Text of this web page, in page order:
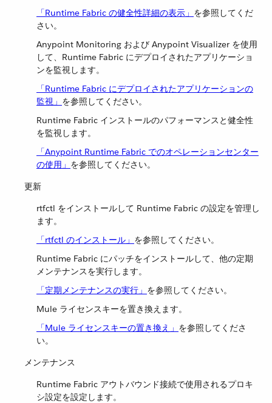
「Runtime Fabric の健全性詳細の表示」 ​を参照してくだ
さい。
Anypoint Monitoring および Anypoint Visualizer を使用
して、Runtime Fabric にデプロイされたアプリケーショ
ンを監視します。
「Runtime Fabric にデプロイされたアプリケーションの
監視」 ​を参照してください。
Runtime Fabric インストールのパフォーマンスと健全性
を監視します。
「Anypoint Runtime Fabric でのオペレーションセンター
の使用」 ​を参照してください。
更新
rtfctl をインストールして Runtime Fabric の設定を管理し
ます。
「rtfctl のインストール」 ​を参照してください。
Runtime Fabric にパッチをインストールして、他の定期
メンテナンスを実行します。
「定期メンテナンスの実行」 ​を参照してください。
Mule ライセンスキーを置き換えます。
「Mule ライセンスキーの置き換え」 ​を参照してくださ
い。
メンテナンス
Runtime Fabric アウトバウンド接続で使用されるプロキ
シ設定を設定します。